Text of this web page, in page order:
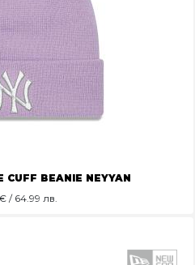
CUFF BEANIE NEYYAN
/ 64.99 лв.